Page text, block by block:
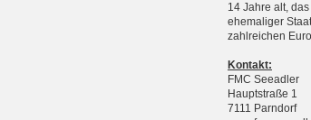
14 Jahre alt,
ehemaliger
zahlreichen
Kontakt:
FMC Seeadler
Hauptstraße 1
7111 Parndorf